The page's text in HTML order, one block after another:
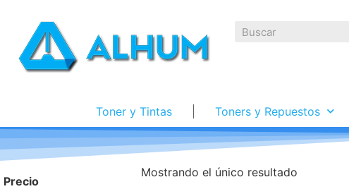
Toner y Tintas Toners y Repuestos
Precio
Mostrando el único resultado